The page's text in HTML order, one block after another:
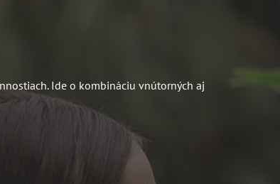
Ide o kombináciu vnútorných aj